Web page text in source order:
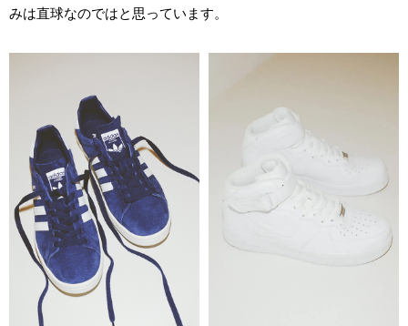
みは直球なのではと思っています。